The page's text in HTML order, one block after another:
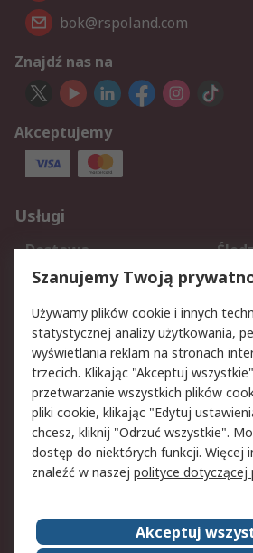
bok@rspoland.com
Znajdź nas na
Akceptujemy
Usługi
Dostawa
Reklamacje i zwroty
Aspekty prawne
Bezpieczeństwo e-
maila
Polityka prywatności
Zastrzeżenia prawne
Szanujemy Twoją
Używamy plików cookie i innych
statystycznej analizy użytkowania,
wyświetlania reklam na stronach
trzecich. Klikając "Akceptuj
przetwarzanie wszystkich plików
pliki cookie, klikając "Edytuj
chcesz, kliknij "Odrzuć wszystkie".
dostęp do niektórych funkcji. Więcej
znaleźć w naszej polityce dotyczącej
Akceptuj